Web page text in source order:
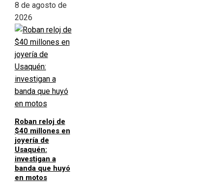
8 de agosto de
2026
Roban reloj de
$40 millones en
joyería de
Usaquén:
investigan a
banda que huyó
en motos